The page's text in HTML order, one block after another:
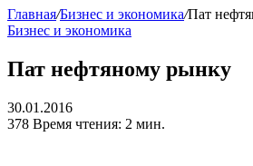
Главная/Бизнес и экономика/Пат
Бизнес и экономика
Пат нефтяному рынку
30.01.2016
378 Время чтения: 2 мин.